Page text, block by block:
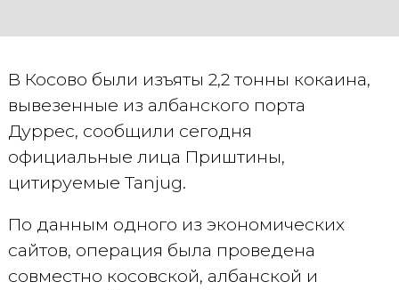
В Косово были изъяты 2,2 тонны кокаина,
вывезенные из албанского порта
Дуррес, сообщили сегодня
официальные лица Приштины,
цитируемые Tanjug.
По данным одного из экономических
сайтов, операция была проведена
совместно косовской, албанской и